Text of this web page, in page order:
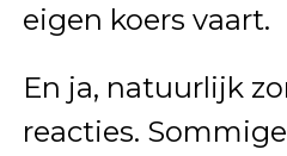
eigen koers vaart.
En ja, natuurlijk
reacties.